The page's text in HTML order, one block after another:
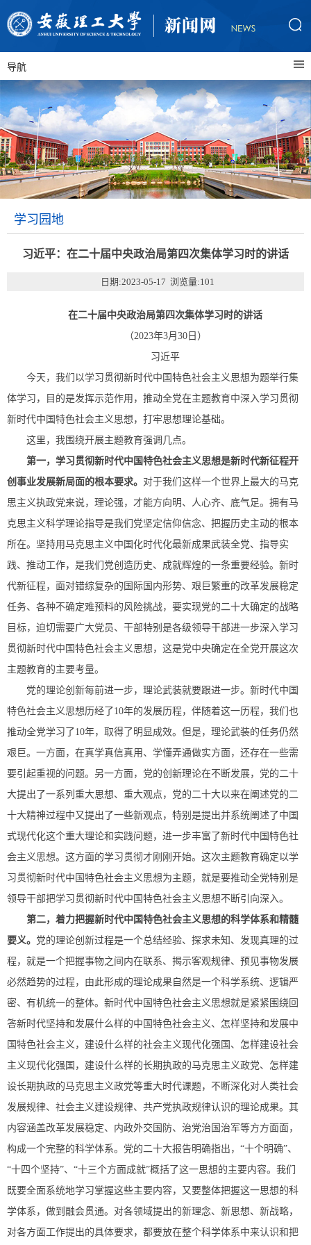
导航
学习园地
习近平：在二十届中央政治局第四次集体学习时的讲话
日期:2023-05-17 浏览量:101
在二十届中央政治局第四次集体学习时的讲话
（2023年3月30日）
习近平
今天，我们以学习贯彻新时代中国特色社会主义思想为题举行集
体学习，目的是发挥示范作用，推动全党在主题教育中深入学习贯彻
新时代中国特色社会主义思想，打牢思想理论基础。
这里，我围绕开展主题教育强调几点。
第一，学习贯彻新时代中国特色社会主义思想是新时代新征程开
创事业发展新局面的根本要求。 对于我们这样一个世界上最大的马克
思主义执政党来说，理论强，才能方向明、人心齐、底气足。拥有马
克思主义科学理论指导是我们党坚定信仰信念、把握历史主动的根本
所在。坚持用马克思主义中国化时代化最新成果武装全党、指导实
践、推动工作，是我们党创造历史、成就辉煌的一条重要经验。新时
代新征程，面对错综复杂的国际国内形势、艰巨繁重的改革发展稳定
任务、各种不确定难预料的风险挑战，要实现党的二十大确定的战略
目标，迫切需要广大党员、干部特别是各级领导干部进一步深入学习
贯彻新时代中国特色社会主义思想，这是党中央确定在全党开展这次
主题教育的主要考量。
党的理论创新每前进一步，理论武装就要跟进一步。新时代中国
特色社会主义思想历经了10年的发展历程，伴随着这一历程，我们也
推动全党学习了10年，取得了明显成效。但是，理论武装的任务仍然
艰巨。一方面，在真学真信真用、学懂弄通做实方面，还存在一些需
要引起重视的问题。另一方面，党的创新理论在不断发展，党的二十
大提出了一系列重大思想、重大观点，党的二十大以来在阐述党的二
十大精神过程中又提出了一些新观点，特别是提出并系统阐述了中国
式现代化这个重大理论和实践问题，进一步丰富了新时代中国特色社
会主义思想。这方面的学习贯彻才刚刚开始。这次主题教育确定以学
习贯彻新时代中国特色社会主义思想为主题，就是要推动全党特别是
领导干部把学习贯彻新时代中国特色社会主义思想不断引向深入。
第二，着力把握新时代中国特色社会主义思想的科学体系和精髓
要义。 党的理论创新过程是一个总结经验、探求未知、发现真理的过
程，就是一个把握事物之间内在联系、揭示客观规律、预见事物发展
必然趋势的过程，由此形成的理论成果自然是一个科学系统、逻辑严
密、有机统一的整体。新时代中国特色社会主义思想就是紧紧围绕回
答新时代坚持和发展什么样的中国特色社会主义、怎样坚持和发展中
国特色社会主义，建设什么样的社会主义现代化强国、怎样建设社会
主义现代化强国，建设什么样的长期执政的马克思主义政党、怎样建
设长期执政的马克思主义政党等重大时代课题，不断深化对人类社会
发展规律、社会主义建设规律、共产党执政规律认识的理论成果。其
内容涵盖改革发展稳定、内政外交国防、治党治国治军等方方面面，
构成一个完整的科学体系。党的二十大报告明确指出，“十个明确”、
“十四个坚持”、“十三个方面成就”概括了这一思想的主要内容。我们
既要全面系统地学习掌握这些主要内容，又要整体把握这一思想的科
学体系，做到融会贯通。对各领域提出的新理念、新思想、新战略，
对各方面工作提出的具体要求，都要放在整个科学体系中来认识和把